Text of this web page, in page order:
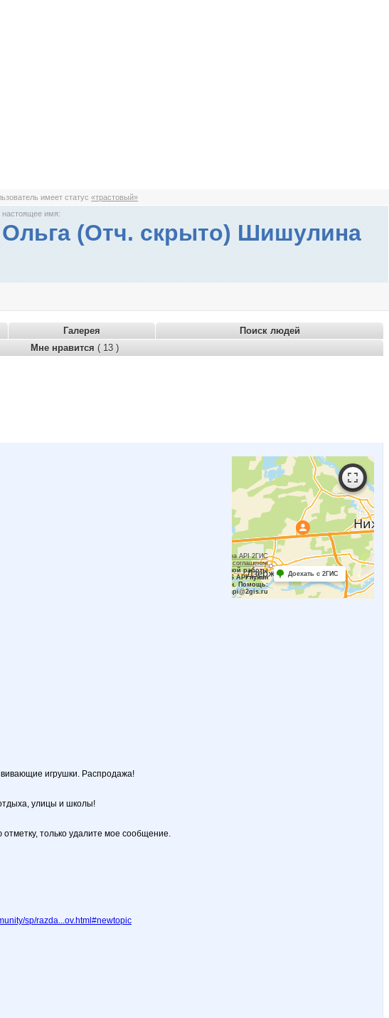
имеет статус«трастовый»
настоящее имя:
Ольга (Отч. скрыто) Шишулина
Галерея
Поиск людей
Мне нравится ( 13 )
Работает на API 2ГИС
Лицензионное соглашение
Для корректной работы
Raster JS API нужен
ключ. Помощь:
api@2gis.ru
Доехать с 2ГИС
игрушки. Распродажа!
улицы и школы!
только удалите мое сообщение.
sp/razda...ov.html#newtopic